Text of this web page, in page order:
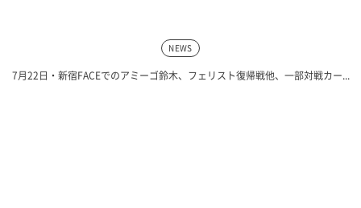
NEWS
7月22日・新宿FACEでのアミーゴ鈴木、フェリスト復帰戦他、一部対戦カー...